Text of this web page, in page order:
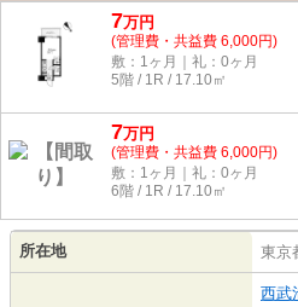
7万円
(管理費・共益費 6,000円)
敷：1ヶ月｜礼：0ヶ月
5階 / 1R / 17.10㎡
7万円
(管理費・共益費 6,000円)
敷：1ヶ月｜礼：0ヶ月
6階 / 1R / 17.10㎡
所在地 東京
西武